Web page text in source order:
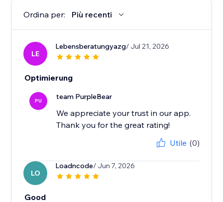
Ordina per: Più recenti
LE
Lebensberatungyazg/ Jul 21, 2026
Optimierung
PU team PurpleBear
We appreciate your trust in our app.
Thank you for the great rating!
Utile (0)
LO
Loadncode/ Jun 7, 2026
Good